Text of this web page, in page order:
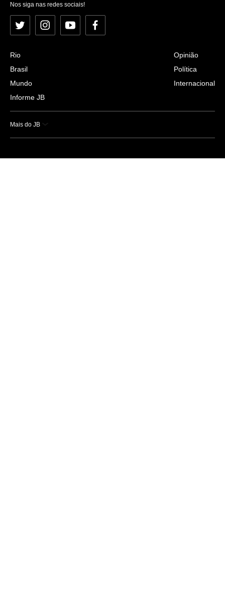
Nos siga nas redes sociais!
Twitter InstagramYouTubeFacebook
Rio
Brasil
Mundo
Informe JB
Opinião
Política
Internacional
Mais do JB
Esportes